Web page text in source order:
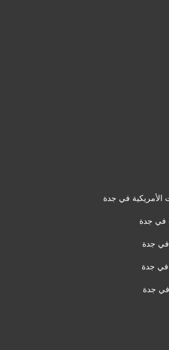
في جدة
في جدة
في جدة
جدة
في جدة